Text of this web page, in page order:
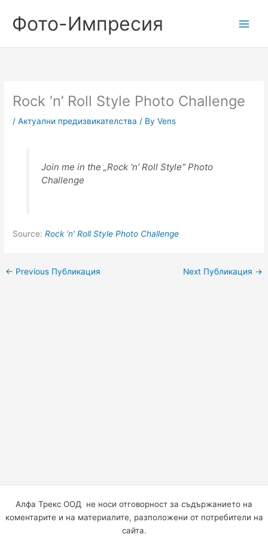
contentФото-Импресия
Rock ‘n’ Roll Style Photo Challenge
/Актуални предизвикателства / ByVens
Join me in the „Rock ‘n’ Roll Style“ Photo
Challenge
Source:Rock ‘n’ Roll Style Photo Challenge
← Previous Публикация Next Публикация →
Алфа Трекс ООД не носи отговорност за съдържанието на
коментарите и на материалите, разположени от потребители на
сайта.